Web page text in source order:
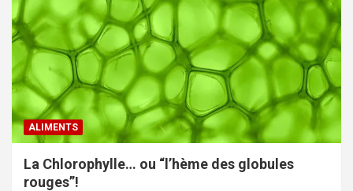
ALIMENTS
La Chlorophylle… ou “l’hème des globules
rouges”!